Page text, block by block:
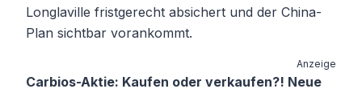
Longlaville fristgerecht absichert und der China-
Plan sichtbar vorankommt.
Anzeige
Carbios-Aktie: Kaufen oder verkaufen?! Neue